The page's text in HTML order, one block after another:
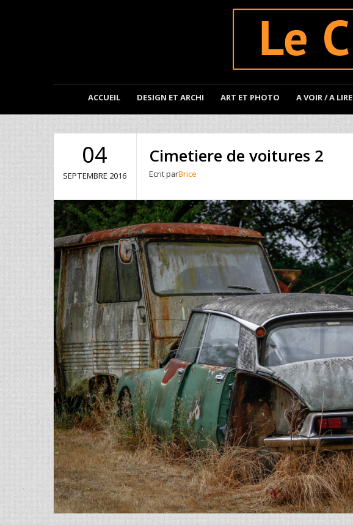
ACCUEIL DESIGN ET ARCHI ART ET PHOTO A VOIR / A LIRE
04
SEPTEMBRE 2016
Cimetiere de voitures 2
Ecrit parBrice